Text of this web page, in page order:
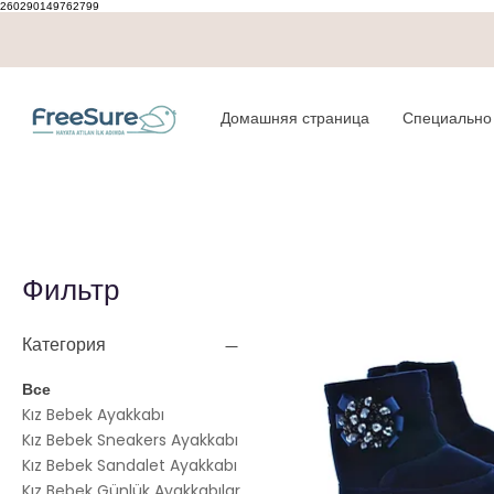
260290149762799
Домашняя страница
Фильтр
Категория
Все
Kız Bebek Ayakkabı
Kız Bebek Sneakers Ayakkabı
Kız Bebek Sandalet Ayakkabı